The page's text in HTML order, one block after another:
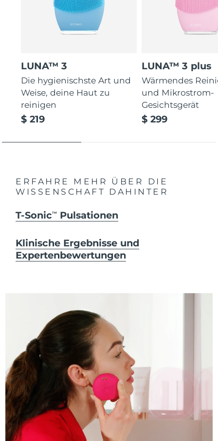
LUNA™ 3
Die hygienischste Art und
Weise, deine Haut zu
reinigen
$ 219
LUNA™ 3 plus
Wärmendes
und Mikrostrom-
Gesichtsgerät
$ 299
ERFAHRE MEHR ÜBER DIE
WISSENSCHAFT DAHINTER
T-SonicTM Pulsationen
Klinische Ergebnisse und
Expertenbewertungen